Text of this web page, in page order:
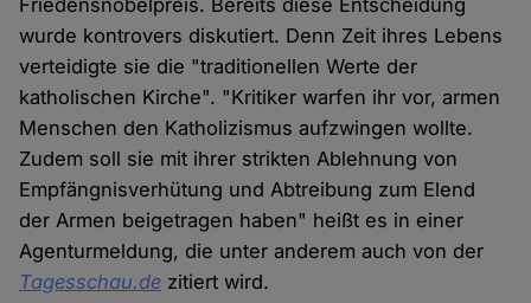
Friedensnobelpreis. Bereits diese Entscheidung
wurde kontrovers diskutiert. Denn Zeit ihres Lebens
verteidigte sie die "traditionellen Werte der
katholischen Kirche". "Kritiker warfen ihr vor, armen
Menschen den Katholizismus aufzwingen wollte.
Zudem soll sie mit ihrer strikten Ablehnung von
Empfängnisverhütung und Abtreibung zum Elend
der Armen beigetragen haben" heißt es in einer
Agenturmeldung, die unter anderem auch von der
Tagesschau.de zitiert wird.